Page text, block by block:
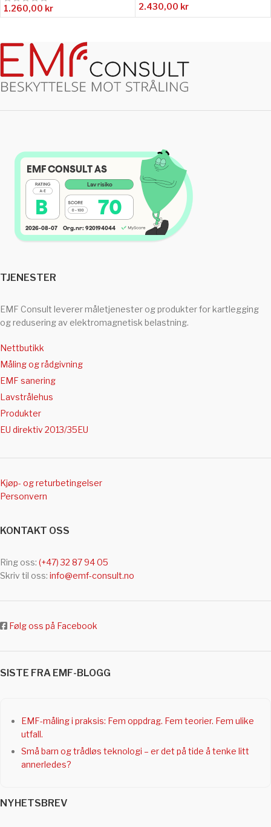
1.260,00 kr 2.430,00 kr
TJENESTER
EMF Consult leverer måletjenester og produkter for kartlegging
og redusering av elektromagnetisk belastning.
Nettbutikk
Måling og rådgivning
EMF sanering
Lavstrålehus
Produkter
EU direktiv 2013/35EU
Kjøp- og returbetingelser
Personvern
KONTAKT OSS
Ring oss: (+47) 32 87 94 05
Skriv til oss: info@emf-consult.no
Følg oss på Facebook
SISTE FRA EMF-BLOGG
EMF-måling i praksis: Fem oppdrag. Fem teorier. Fem ulike
utfall.
Små barn og trådløs teknologi – er det på tide å tenke litt
annerledes?
NYHETSBREV